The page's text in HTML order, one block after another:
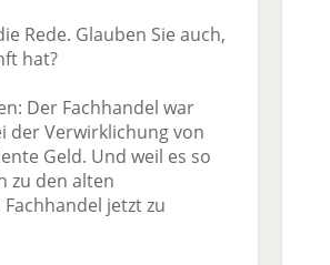
Rede. Glauben Sie auch,
hat?
Der Fachhandel war
der Verwirklichung von
Geld. Und weil es so
zu den alten
jetzt zu